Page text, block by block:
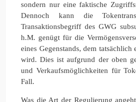
sondern nur eine faktische
Dennoch kann die
Transaktionsbegriff des GWG
h.M. genügt für die
eines Gegenstands, dem tatsächlich
wird. Dies ist aufgrund der oben
und Verkaufsmöglichkeiten für
Fall.
Was die Art der Regulierung